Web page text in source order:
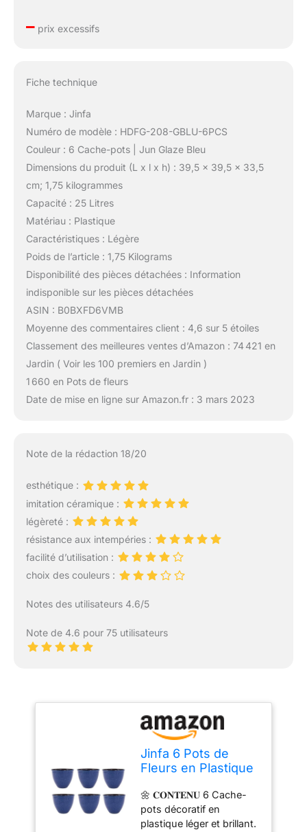
–prix excessifs
Fiche technique
Marque : Jinfa
Numéro de modèle : HDFG-208-GBLU-6PCS
Couleur : 6 Cache-pots | Jun Glaze Bleu
Dimensions du produit (L x l x h) : 39,5 x 39,5 x 33,5
cm; 1,75 kilogrammes
Capacité : 25 Litres
Matériau : Plastique
Caractéristiques : Légère
Poids de l’article : 1,75 Kilograms
Disponibilité des pièces détachées : Information
indisponible sur les pièces détachées
ASIN : B0BXFD6VMB
Moyenne des commentaires client : 4,6 sur 5 étoiles
Classement des meilleures ventes d’Amazon : 74 421 en
Jardin ( Voir les 100 premiers en Jardin )
1 660 en Pots de fleurs
Date de mise en ligne sur Amazon.fr : 3 mars 2023
Note de la rédaction 18/20
esthétique :
imitation céramique :
légèreté :
résistance aux intempéries :
facilité d’utilisation :
choix des couleurs :
Notes des utilisateurs 4.6/5
Note de 4.6 pour 75 utilisateurs
Jinfa 6 Pots de
Fleurs en Plastique
émaillée | Jun Glaze
Bleu | Santorini
Design | Ø 39,5 cm
🌼 𝐂𝐎𝐍𝐓𝐄𝐍𝐔 6 Cache-
pots décoratif en
plastique léger et brillant.